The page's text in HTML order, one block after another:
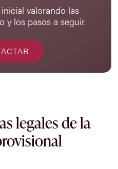
valorando las
y los pasos a seguir.
legales de la